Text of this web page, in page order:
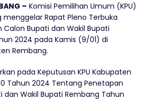
– Komisi Pemilihan Umum (KPU)
Rapat Pleno Terbuka
Bupati dan Wakil Bupati
2024 pada Kamis (9/01) di
Rembang.
pada Keputusan KPU Kabupaten
Tahun 2024 Tentang Penetapan
dan Wakil Bupati Rembang Tahun